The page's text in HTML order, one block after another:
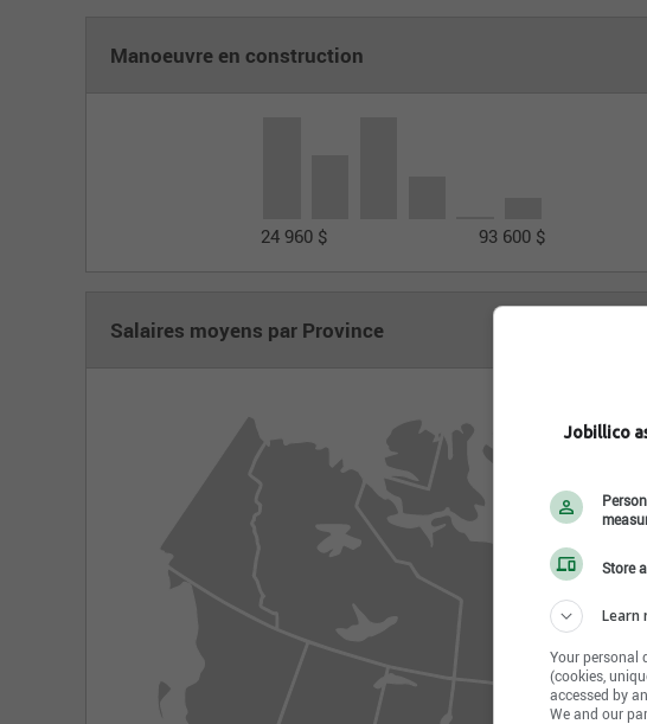
Manoeuvre en construction
24 960 $ 93 600 $
Salaires moyens par Province
Jobillico
Store
Learn
Your personal
(cookies,
accessed by
We and our